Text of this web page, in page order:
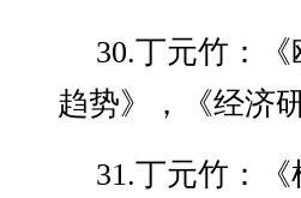
30.丁元竹：
趋势》，《经济
31.丁元竹：